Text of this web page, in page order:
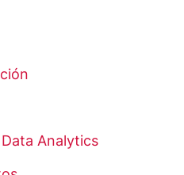
Analytics